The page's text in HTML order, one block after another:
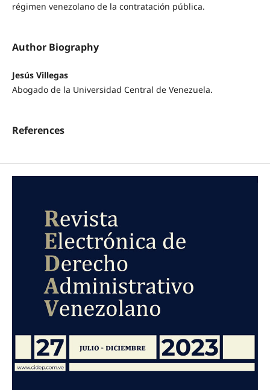
régimen venezolano de la contratación pública.
Author Biography
Jesús Villegas
Abogado de la Universidad Central de Venezuela.
References